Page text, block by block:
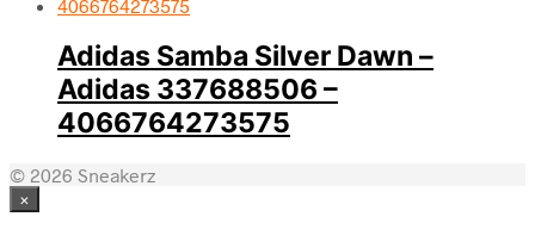
Adidas Samba Silver Dawn –
Adidas 337688506 –
4066764273575
© 2026 Sneakerz
×